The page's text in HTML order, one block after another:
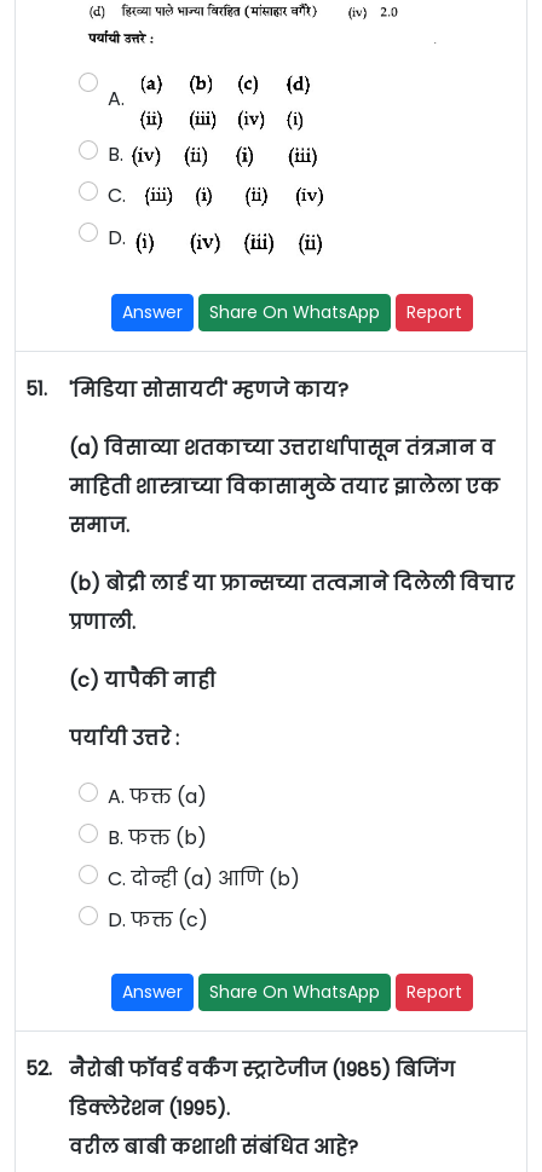
A.
B.
C.
D.
Answer Share On WhatsApp Report
51. 'मिडिया सोसायटी' म्हणजे काय?
(a) विसाव्या शतकाच्या उत्तरार्धापासून तंत्रज्ञान व
माहिती शास्त्राच्या विकासामुळे तयार झालेला एक
समाज.
(b) बोद्री लार्ड या फ्रान्सच्या तत्वज्ञाने दिलेली विचार
प्रणाली.
(c) यापैकी नाही
पर्यायी उत्तरे :
A. फक्त (a)
B. फक्त (b)
C. दोन्ही (a) आणि (b)
D. फक्त (c)
Answer Share On WhatsApp Report
52.
नैरोबी फॉवर्ड वर्कंग स्ट्राटेजीज (1985) बिजिंग
डिक्लेरेशन (1995).
वरील बाबी कशाशी संबंधित आहे?